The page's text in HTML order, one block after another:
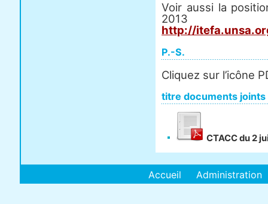
Voir aussi la
2013
http://
P.-S.
Cliquez sur l’icône
titre documents joints
CTACC du 2
Accueil Administration